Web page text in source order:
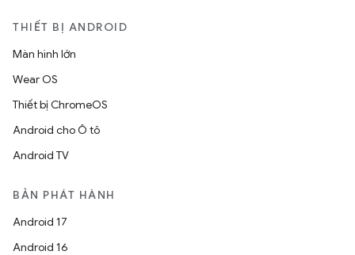
THIẾT BỊ ANDROID
Màn hình lớn
Wear OS
Thiết bị ChromeOS
Android cho Ô tô
Android TV
BẢN PHÁT HÀNH
Android 17
Android 16